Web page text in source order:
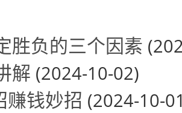
胜负的三个因素
解 (2024-10-02)
赚钱妙招 (2024-10-